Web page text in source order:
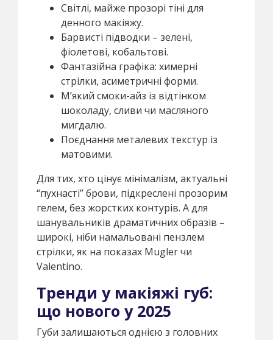
Світлі, майже прозорі тіні для
денного макіяжу.
Барвисті підводки – зелені,
фіолетові, кобальтові.
Фантазійна графіка: химерні
стрілки, асиметричні форми.
М’який смоки-айз із відтінком
шоколаду, сливи чи масляного
мигдалю.
Поєднання металевих текстур із
матовими.
Для тих, хто цінує мінімалізм, актуальні
“пухнасті” брови, підкреслені прозорим
гелем, без жорстких контурів. А для
шанувальників драматичних образів –
широкі, ніби намальовані пензлем
стрілки, як на показах Mugler чи
Valentino.
Тренди у макіяжі губ:
що нового у 2025
Губи залишаються однією з головних